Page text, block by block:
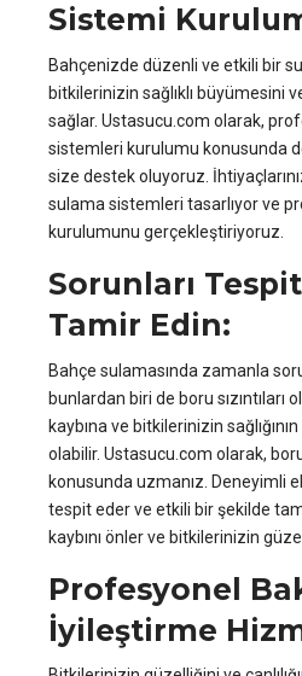
Sistemi
Bahçenizde düzenli ve etkili bir
bitkilerinizin sağlıklı büyümesini
sağlar. Ustasucu.com olarak,
sistemleri kurulumu konusunda
size destek oluyoruz.
sulama sistemleri tasarlıyor ve
kurulumunu gerçekleştiriyoruz.
Sorunları
Tamir Edin:
Bahçe sulamasında zamanla
bunlardan biri de boru sızıntıları
kaybına ve bitkilerinizin
olabilir. Ustasucu.com olarak, boru
konusunda uzmanız. Deneyimli
tespit eder ve etkili bir şekilde
kaybını önler ve bitkilerinizin
Profesyonel
İyileştirme